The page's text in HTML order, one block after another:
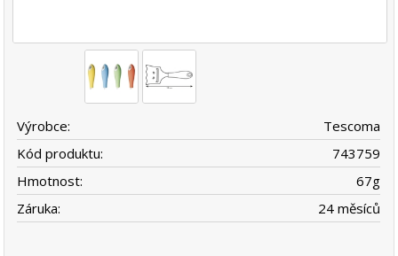
Výrobce:
Tescoma
Kód produktu:
743759
Hmotnost:
67g
Záruka:
24 měsíců